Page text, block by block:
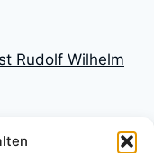
Rudolf Wilhelm